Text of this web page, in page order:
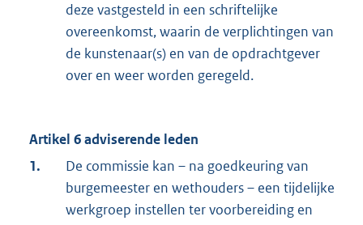
deze vastgesteld in een schriftelijke
overeenkomst, waarin de verplichtingen van
de kunstenaar(s) en van de opdrachtgever
over en weer worden geregeld.
Artikel 6 adviserende leden
1.
De commissie kan – na goedkeuring van
burgemeester en wethouders – een tijdelijke
werkgroep instellen ter voorbereiding en